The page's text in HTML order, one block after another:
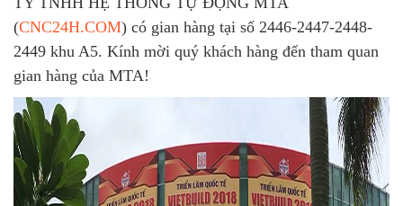
(CNC24H.COM) có gian hàng tại số 2446-2447-2448-
2449 khu A5. Kính mời quý khách hàng đến tham quan
gian hàng của MTA!